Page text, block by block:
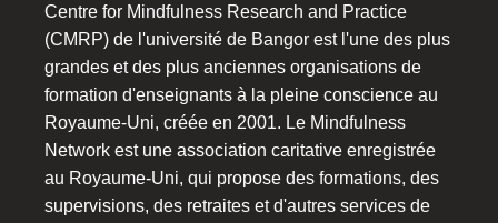
Centre for Mindfulness Research and Practice
(CMRP) de l'université de Bangor est l'une des plus
grandes et des plus anciennes organisations de
formation d'enseignants à la pleine conscience au
Royaume-Uni, créée en 2001. Le Mindfulness
Network est une association caritative enregistrée
au Royaume-Uni, qui propose des formations, des
supervisions, des retraites et d'autres services de